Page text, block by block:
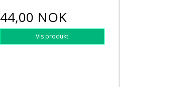
44,00 NOK
Vis produkt